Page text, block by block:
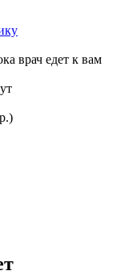
врач едет к вам